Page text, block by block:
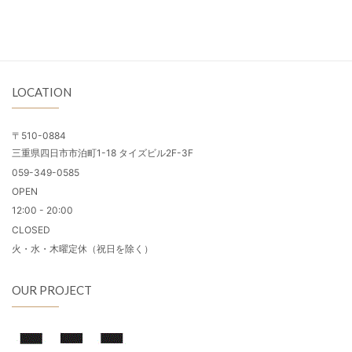
LOCATION
〒510-0884
三重県四日市市泊町1-18 タイズビル2F-3F
059-349-0585
OPEN
12:00 - 20:00
CLOSED
火・水・木曜定休（祝日を除く）
OUR PROJECT